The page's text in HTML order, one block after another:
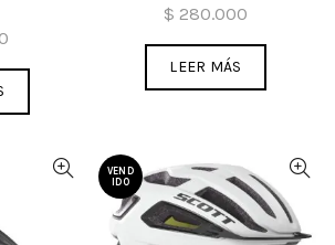
$ 280.000
LEER MÁS
VEND
IDO